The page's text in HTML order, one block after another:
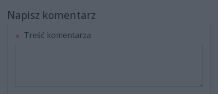
Napisz komentarz
Treść komentarza